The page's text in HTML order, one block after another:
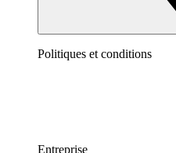
Politiques et conditions
Entreprise